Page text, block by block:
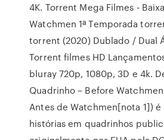
4K. Torrent Mega Filmes -
Watchmen 1ª Temporada
torrent (2020) Dublado / Dual
Torrent filmes HD
bluray 720p, 1080p, 3D e 4k.
Quadrinho – Before
Antes de Watchmen[nota 1]) é
histórias em quadrinhos